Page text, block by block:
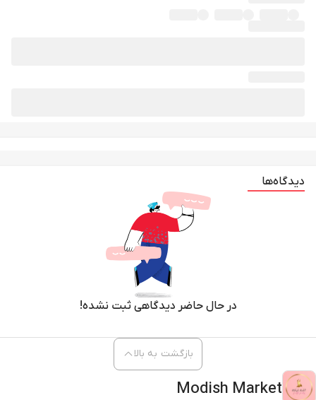
دیدگاه‌ها
در حال حاضر دیدگاهی ثبت نشده!
Modish Market
بازگشت به بالا